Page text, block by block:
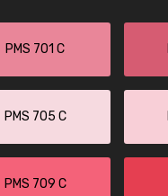
PMS 701 C
PMS 705 C
PMS 709 C